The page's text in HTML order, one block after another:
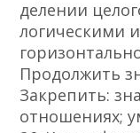
делении
логическими
Продолжить
Закрепить:
отношениях;